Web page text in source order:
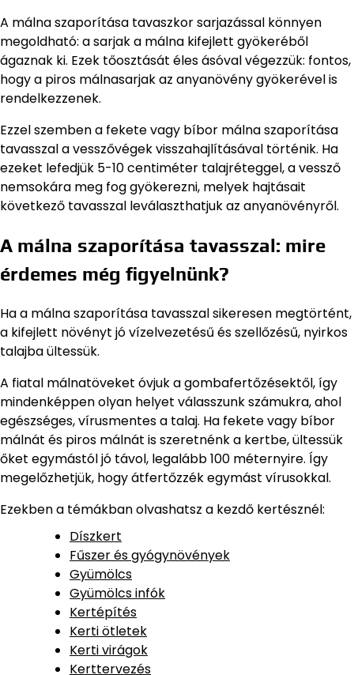
A málna szaporítása tavaszkor sarjazással könnyen
megoldható: a sarjak a málna kifejlett gyökeréből
ágaznak ki. Ezek tőosztását éles ásóval végezzük: fontos,
hogy a piros málnasarjak az anyanövény gyökerével is
rendelkezzenek.
Ezzel szemben a fekete vagy bíbor málna szaporítása
tavasszal a vesszővégek visszahajlításával történik. Ha
ezeket lefedjük 5-10 centiméter talajréteggel, a vessző
nemsokára meg fog gyökerezni, melyek hajtásait
következő tavasszal leválaszthatjuk az anyanövényről.
A málna szaporítása tavasszal: mire
érdemes még figyelnünk?
Ha a málna szaporítása tavasszal sikeresen megtörtént,
a kifejlett növényt jó vízelvezetésű és szellőzésű, nyirkos
talajba ültessük.
A fiatal málnatöveket óvjuk a gombafertőzésektől, így
mindenképpen olyan helyet válasszunk számukra, ahol
egészséges, vírusmentes a talaj. Ha fekete vagy bíbor
málnát és piros málnát is szeretnénk a kertbe, ültessük
őket egymástól jó távol, legalább 100 méternyire. Így
megelőzhetjük, hogy átfertőzzék egymást vírusokkal.
Ezekben a témákban olvashatsz a kezdő kertésznél:
Díszkert
Fűszer és gyógynövények
Gyümölcs
Gyümölcs infók
Kertépítés
Kerti ötletek
Kerti virágok
Kerttervezés